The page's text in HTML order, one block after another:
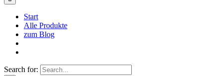
Start
Alle Produkte
zum Blog
Search for: